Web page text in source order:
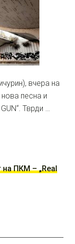
вчера на
песна и
Тврди …
на ПКМ – „Real